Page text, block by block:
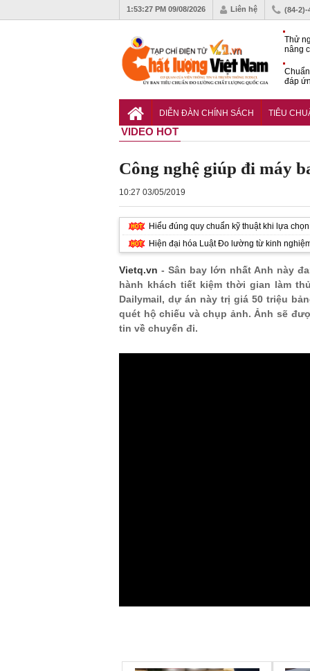
1:53:28 PM 09/08/2026 Liên hệ (84-2)-
Thử
nâng
đáp
thuật
DIỄN ĐÀN CHÍNH SÁCH TIÊU
VIDEO HOT
Công nghệ giúp đi máy
10:27 03/05/2019
Hiểu đúng quy chuẩn kỹ thuật khi lựa
Hiện đại hóa Luật Đo lường từ kinh
Vietq.vn - Sân bay lớn nhất Anh này
hành khách tiết kiệm thời gian làm
Dailymail, dự án này trị giá 50 triệu
quét hộ chiếu và chụp ảnh. Ảnh sẽ
tin về chuyến đi.